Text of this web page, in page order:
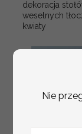
dekoracja
weselnych
kwiaty
Nie